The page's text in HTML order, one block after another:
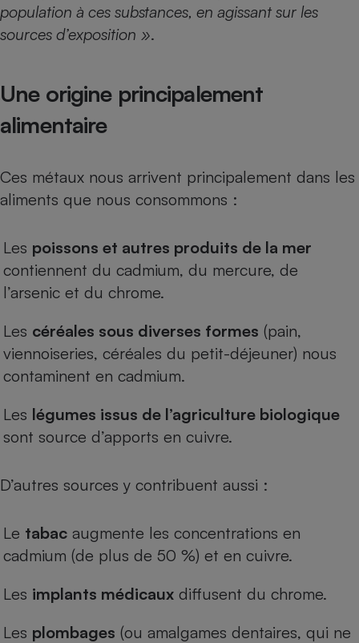
population à ces substances, en agissant sur les
sources d’exposition ».
Une origine principalement
alimentaire
Ces métaux nous arrivent principalement dans les
aliments que nous consommons :
Les poissons et autres produits de la mer
contiennent du cadmium, du mercure, de
l’arsenic et du chrome.
Les céréales sous diverses formes (pain,
viennoiseries, céréales du petit-déjeuner) nous
contaminent en cadmium.
Les légumes issus de l’agriculture biologique
sont source d’apports en cuivre.
D’autres sources y contribuent aussi :
Le tabac augmente les concentrations en
cadmium (de plus de 50 %) et en cuivre.
Les implants médicaux diffusent du chrome.
Les plombages (ou amalgames dentaires, qui ne
Cafetière à expressos
Robot ménager